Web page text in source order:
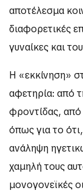
αποτέλεσμα
διαφορετικές
γυναίκες και
Η «εκκίνηση»
αφετηρία: από
φροντίδας, από
όπως για το ότι,
ανάληψη
χαμηλή τους
μονογονεϊκές